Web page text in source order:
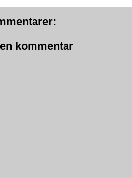
kommentar